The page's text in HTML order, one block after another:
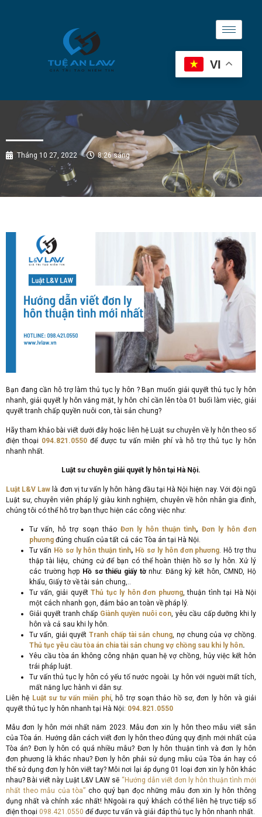
VI
Tháng 10 27, 2022 8:26 sáng
Bạn đang cần hỗ trợ làm thủ tục ly hôn ? Bạn muốn giải quyết thủ tục ly hôn
nhanh, giải quyết ly hôn vắng mặt, ly hôn chỉ cần lên tòa 01 buổi làm việc, giải
quyết tranh chấp quyền nuôi con, tài sản chung?
Hãy tham khảo bài viết dưới đây hoặc liên hệ Luật sư chuyên về ly hôn theo số
điện thoại 094.821.0550 để được tư vấn miễn phí và hỗ trợ thủ tục ly hôn
nhanh nhất.
Luật sư chuyên giải quyết ly hôn tại Hà Nội.
Luật L&V Law là đơn vị tư vấn ly hôn hàng đầu tại Hà Nội hiện nay. Với đội ngũ
Luật sư, chuyên viên pháp lý giàu kinh nghiệm, chuyên về hôn nhân gia đình,
chúng tôi có thể hỗ trợ bạn thực hiện các công việc như:
Tư vấn, hỗ trợ soạn thảo Đơn ly hôn thuận tình, Đơn ly hôn đơn
phương đúng chuẩn của tất cả các Tòa án tại Hà Nội.
Tư vấn Hồ sơ ly hôn thuận tình, Hồ sơ ly hôn đơn phương. Hỗ trợ thu
thập tài liệu, chứng cứ để bạn có thể hoàn thiện hồ sơ ly hôn. Xử lý
các trường hợp Hồ sơ thiếu giấy tờnhư: Đăng ký kết hôn, CMND, Hộ
khẩu, Giấy tờ về tài sản chung,..
Tư vấn, giải quyết Thủ tục ly hôn đơn phương, thuận tình tại Hà Nội
một cách nhanh gọn, đảm bảo an toàn về pháp lý.
Giải quyết tranh chấp Giành quyền nuôi con, yêu cầu cấp dưỡng khi ly
hôn và cả sau khi ly hôn.
Tư vấn, giải quyếtTranh chấp tài sản chung, nợ chung của vợ chồng.
Thủ tục yêu cầu tòa án chia tài sản chung vợ chồng sau khi ly hôn.
Yêu cầu tòa án không công nhận quan hệ vợ chồng, hủy việc kết hôn
trái pháp luật.
Tư vấn thủ tục ly hôn có yếu tố nước ngoài. Ly hôn với người mất tích,
mất năng lực hành vi dân sự.
Liên hệ Luật sư tư vấn miễn phí, hỗ trợ soạn thảo hồ sơ, đơn ly hôn và giải
quyết thủ tục ly hôn nhanh tại Hà Nội: 094.821.0550
Mẫu đơn ly hôn mới nhất năm 2023. Mẫu đơn xin ly hôn theo mẫu viết sẵn
của Tòa án. Hướng dẫn cách viết đơn ly hôn theo đúng quy định mới nhất của
Tòa án? Đơn ly hôn có quá nhiều mẫu? Đơn ly hôn thuận tình và đơn ly hôn
đơn phương là khác nhau? Đơn ly hôn phải sử dụng mẫu của Tòa án hay có
thể sử dụng đơn ly hôn viết tay? Mỗi nơi lại áp dụng 01 loại đơn xin ly hôn khác
nhau? Bài viết này Luật L&V LAW sẽ “Hướng dẫn viết đơn ly hôn thuận tình mới
nhất theo mẫu của tòa” cho quý bạn đọc những mẫu đơn xin ly hôn thông
dụng nhất và chính xác nhất! hNgoài ra quý khách có thể liên hệ trực tiếp số
điện thoại 098.421.0550 để được tư vấn và giải đáp thủ tục ly hôn nhanh nhất.